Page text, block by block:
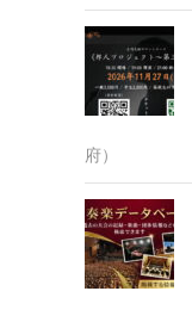
府）